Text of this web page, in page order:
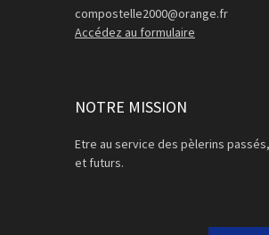
compostelle2000@orange.fr
Accédez au formulaire
NOTRE MISSION
Etre au service des pèlerins
et futurs.